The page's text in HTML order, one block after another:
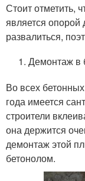
Стоит отметить,
является опорой
развалиться,
Демонтаж в
Во всех
года имеется
строители
она держится
демонтаж этой
бетонолом.